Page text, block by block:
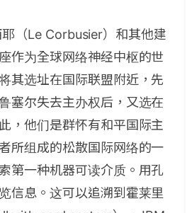
耶（Le Corbusier）和其他建
作为全球网络神经中枢的世
其选址在国际联盟附近，先
塞尔失去主办权后，又选在
，他们是群怀有和平国际主
所组成的松散国际网络的一
第一种机器可读介质。用孔
信息。这可以追溯到霍莱里